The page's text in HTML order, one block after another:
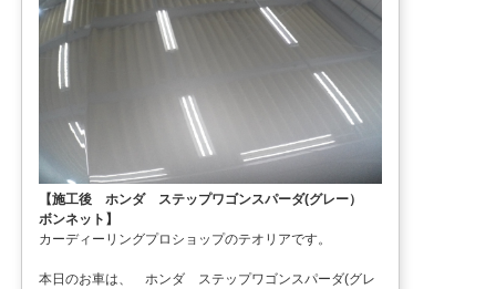
【施工後 ホンダ ステップワゴンスパーダ(グレー）
ボンネット】
カーディーリングプロショップのテオリアです。
本日のお車は、 ホンダ ステップワゴンスパーダ(グレ